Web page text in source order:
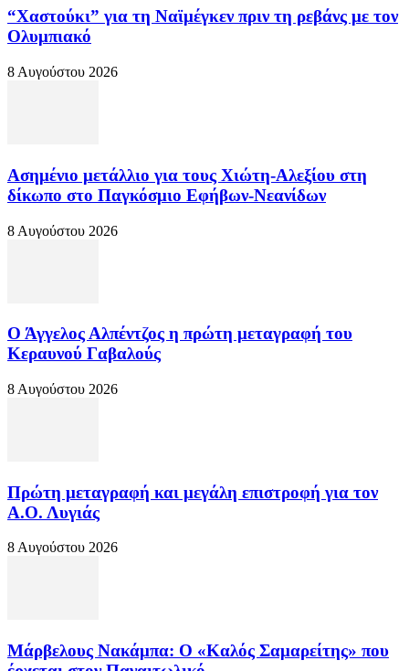
“Χαστούκι” για τη Ναϊμέγκεν πριν τη ρεβάνς με τον
Ολυμπιακό
8 Αυγούστου 2026
Ασημένιο μετάλλιο για τους Χιώτη-Αλεξίου στη
δίκωπο στο Παγκόσμιο Εφήβων-Νεανίδων
8 Αυγούστου 2026
Ο Άγγελος Αλπέντζος η πρώτη μεταγραφή του
Κεραυνού Γαβαλούς
8 Αυγούστου 2026
Πρώτη μεταγραφή και μεγάλη επιστροφή για τον
Α.Ο. Λυγιάς
8 Αυγούστου 2026
Μάρβελους Νακάμπα: Ο «Καλός Σαμαρείτης» που